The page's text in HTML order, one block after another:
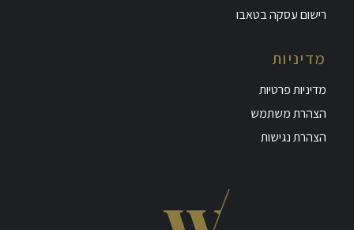
רישום עסקה בטאבו
מדיניות
מדיניות פרטיות
הצהרת משתמש
הצהרת נגישות